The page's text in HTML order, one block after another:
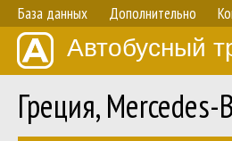
База данных Дополнительно
Автобусный
Греция,